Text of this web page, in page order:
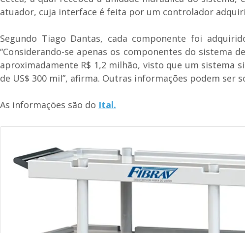
atuador, cuja interface é feita por um controlador
Segundo Tiago Dantas, cada componente foi
“Considerando-se apenas os componentes do
aproximadamente R$ 1,2 milhão, visto que um
de US$ 300 mil”, afirma. Outras informações podem ser
As informações são do Ital.